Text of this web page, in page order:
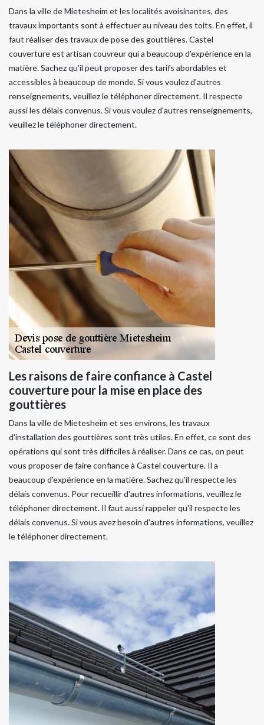
Dans la ville de Mietesheim et les localités avoisinantes, des
travaux importants sont à effectuer au niveau des toits. En effet, il
faut réaliser des travaux de pose des gouttières. Castel
couverture est artisan couvreur qui a beaucoup d'expérience en la
matière. Sachez qu'il peut proposer des tarifs abordables et
accessibles à beaucoup de monde. Si vous voulez d'autres
renseignements, veuillez le téléphoner directement. Il respecte
aussi les délais convenus. Si vous voulez d'autres renseignements,
veuillez le téléphoner directement.
Les raisons de faire confiance à Castel
couverture pour la mise en place des
gouttières
Dans la ville de Mietesheim et ses environs, les travaux
d'installation des gouttières sont très utiles. En effet, ce sont des
opérations qui sont très difficiles à réaliser. Dans ce cas, on peut
vous proposer de faire confiance à Castel couverture. Il a
beaucoup d'expérience en la matière. Sachez qu'il respecte les
délais convenus. Pour recueillir d'autres informations, veuillez le
téléphoner directement. Il faut aussi rappeler qu'il respecte les
délais convenus. Si vous avez besoin d'autres informations, veuillez
le téléphoner directement.